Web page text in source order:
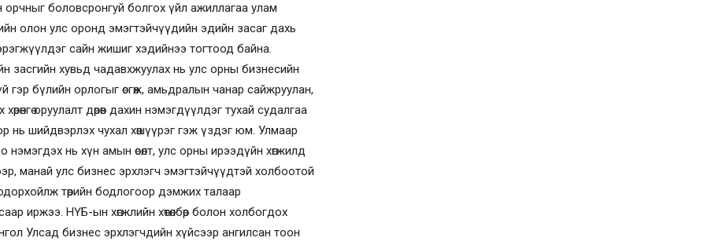
орчныг боловсронгуй болгох үйл ажиллагаа улам
олон улс оронд эмэгтэйчүүдийн эдийн засаг дахь
сайн жишиг хэдийнээ тогтоод байна.
засгийн хувьд чадавхжуулах нь улс орны бизнесийн
бүлийн орлогыг өсгөж, амьдралын чанар сайжруулан,
оруулалт дөрөв дахин нэмэгдүүлдэг тухай судалгаа
нь шийдвэрлэх чухал хөшүүрэг гэж үздэг юм. Улмаар
нь хүн амын өсөлт, улс орны ирээдүйн хөгжилд
манай улс бизнес эрхлэгч эмэгтэйчүүдтэй холбоотой
төрийн бодлогоор дэмжих талаар
иржээ. НҮБ-ын хөгжлийн хөтөлбөр болон холбогдох
Улсад бизнес эрхлэгчдийн хүйсээр ангилсан тоон